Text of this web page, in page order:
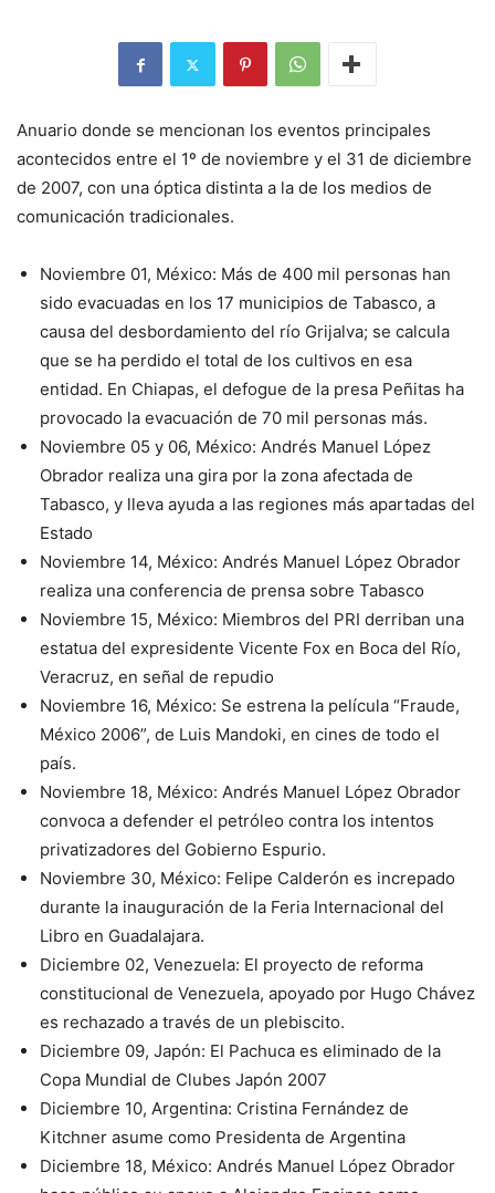
Anuario donde se mencionan los eventos principales
acontecidos entre el 1º de noviembre y el 31 de diciembre
de 2007, con una óptica distinta a la de los medios de
comunicación tradicionales.
Noviembre 01, México: Más de 400 mil personas han
sido evacuadas en los 17 municipios de Tabasco, a
causa del desbordamiento del río Grijalva; se calcula
que se ha perdido el total de los cultivos en esa
entidad. En Chiapas, el defogue de la presa Peñitas ha
provocado la evacuación de 70 mil personas más.
Noviembre 05 y 06, México: Andrés Manuel López
Obrador realiza una gira por la zona afectada de
Tabasco, y lleva ayuda a las regiones más apartadas del
Estado
Noviembre 14, México: Andrés Manuel López Obrador
realiza una conferencia de prensa sobre Tabasco
Noviembre 15, México: Miembros del PRI derriban una
estatua del expresidente Vicente Fox en Boca del Río,
Veracruz, en señal de repudio
Noviembre 16, México: Se estrena la película “Fraude,
México 2006”, de Luis Mandoki, en cines de todo el
país.
Noviembre 18, México: Andrés Manuel López Obrador
convoca a defender el petróleo contra los intentos
privatizadores del Gobierno Espurio.
Noviembre 30, México: Felipe Calderón es increpado
durante la inauguración de la Feria Internacional del
Libro en Guadalajara.
Diciembre 02, Venezuela: El proyecto de reforma
constitucional de Venezuela, apoyado por Hugo Chávez
es rechazado a través de un plebiscito.
Diciembre 09, Japón: El Pachuca es eliminado de la
Copa Mundial de Clubes Japón 2007
Diciembre 10, Argentina: Cristina Fernández de
Kitchner asume como Presidenta de Argentina
Diciembre 18, México: Andrés Manuel López Obrador